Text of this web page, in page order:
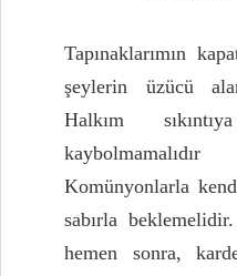
Tapınaklarımın
şeylerin üzücü
Halkım
Komünyonlarla
sabırla
hemen sonra,